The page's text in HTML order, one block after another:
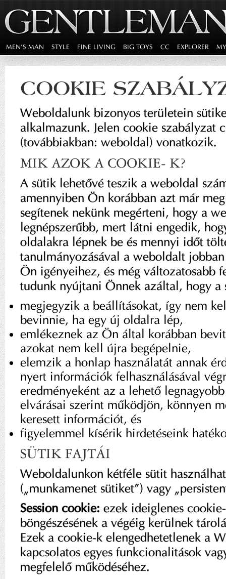
MEN'S MAN STYLE FINE LIVING BIG TOYS CC EXPLORER
COOKIE
Weboldalunk bizonyos területein
alkalmazunk. Jelen cookie szabályzat
(továbbiakban: weboldal) vonatkozik.
MIK AZOK A COOKIE- K?
A sütik lehetővé teszik a weboldal
amennyiben Ön korábban azt már
segítenek nekünk megérteni, hogy a
legnépszerűbb, mert látni engedik,
oldalakra lépnek be és mennyi időt
tanulmányozásával a weboldalt
Ön igényeihez, és még változatosabb
tudunk nyújtani Önnek azáltal, hogy a
megjegyzik a beállításokat, így nem
bevinnie, ha egy új oldalra lép,
emlékeznek az Ön által korábban
azokat nem kell újra begépelnie,
elemzik a honlap használatát annak
nyert információk felhasználásával
eredményeként az a lehető
elvárásai szerint működjön, könnyen
keresett információt, és
figyelemmel kísérik hirdetéseink
SÜTIK FAJTÁI
Weboldalunkon kétféle sütit
(„munkamenet sütiket”) vagy
Session cookie: ezek ideiglenes
böngészésének a végéig kerülnek
Ezek a cookie-k elengedhetetlenek a
kapcsolatos egyes funkcionalitások
megfelelő működéséhez.